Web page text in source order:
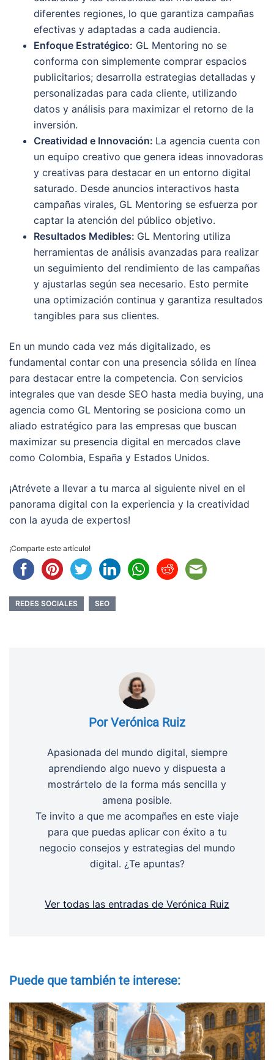
diferentes regiones, lo que garantiza campañas
efectivas y adaptadas a cada audiencia.
Enfoque Estratégico: GL Mentoring no se
conforma con simplemente comprar espacios
publicitarios; desarrolla estrategias detalladas y
personalizadas para cada cliente, utilizando
datos y análisis para maximizar el retorno de la
inversión.
Creatividad e Innovación: La agencia cuenta con
un equipo creativo que genera ideas innovadoras
y creativas para destacar en un entorno digital
saturado. Desde anuncios interactivos hasta
campañas virales, GL Mentoring se esfuerza por
captar la atención del público objetivo.
Resultados Medibles: GL Mentoring utiliza
herramientas de análisis avanzadas para realizar
un seguimiento del rendimiento de las campañas
y ajustarlas según sea necesario. Esto permite
una optimización continua y garantiza resultados
tangibles para sus clientes.
En un mundo cada vez más digitalizado, es
fundamental contar con una presencia sólida en línea
para destacar entre la competencia. Con servicios
integrales que van desde SEO hasta media buying, una
agencia como GL Mentoring se posiciona como un
aliado estratégico para las empresas que buscan
maximizar su presencia digital en mercados clave
como Colombia, España y Estados Unidos.
¡Atrévete a llevar a tu marca al siguiente nivel en el
panorama digital con la experiencia y la creatividad
con la ayuda de expertos!
¡Comparte este artículo!
REDES SOCIALES SEO
Por Verónica Ruiz
Apasionada del mundo digital, siempre
aprendiendo algo nuevo y dispuesta a
mostrártelo de la forma más sencilla y
amena posible.
Te invito a que me acompañes en este viaje
para que puedas aplicar con éxito a tu
negocio consejos y estrategias del mundo
digital. ¿Te apuntas?
Ver todas las entradas de Verónica Ruiz
Puede que también te interese: